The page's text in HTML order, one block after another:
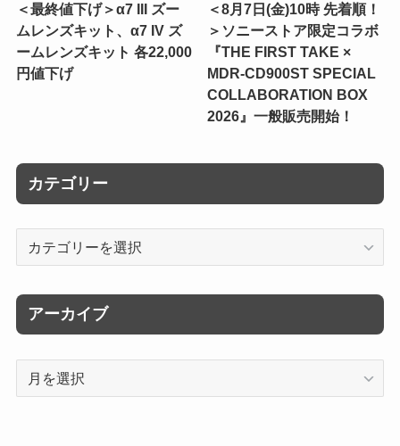
＜最終値下げ＞α7 III ズー
ムレンズキット、α7 IV ズ
ームレンズキット 各22,000
円値下げ
＜8月7日(金)10時 先着順！
＞ソニーストア限定コラボ
『THE FIRST TAKE ×
MDR-CD900ST SPECIAL
COLLABORATION BOX
2026』一般販売開始！
カテゴリー
リ
ー
アーカイブ